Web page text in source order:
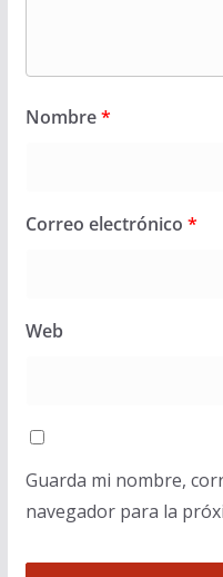
Nombre*
Correo electrónico *
Web
Guarda mi nombre,
navegador para la